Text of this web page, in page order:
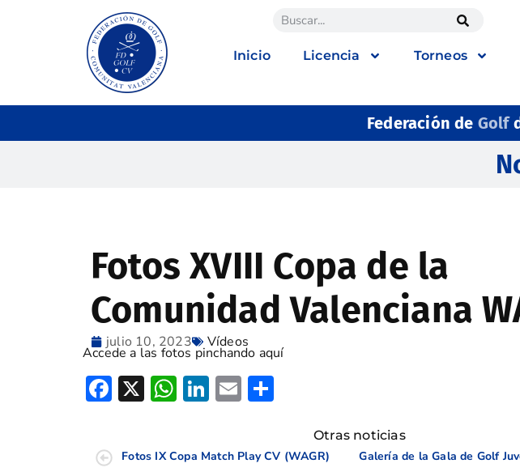
Inicio Licencia Torneos
Federación de Golf
Fotos XVIII Copa de la
Comunidad Valenciana
julio 10, 2023 Vídeos
Accede a las fotos pinchando aquí
Facebook
X WhatsApp
LinkedIn
Email
Otras noticias
Fotos IX Copa Match Play CV (WAGR)